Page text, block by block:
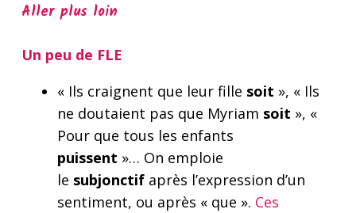
Aller plus loin
Un peu de FLE
« Ils craignent que leur fille soit », « Ils
ne doutaient pas que Myriam soit », «
Pour que tous les enfants
puissent »… On emploie
le subjonctif après l’expression d’un
sentiment, ou après « que ». Ces